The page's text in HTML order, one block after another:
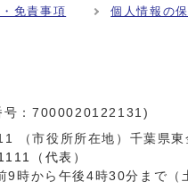
免責事項 個人情報の
号：7000020122131)
（市役所所在地）千葉県東
（代表）
9時から午後4時30分まで（